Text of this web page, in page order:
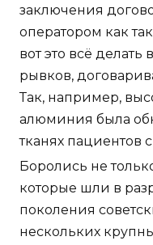
заключения
оператором как
вот это всё делать
рывков,
Так, например,
алюминия была
тканях пациентов
Боролись не
которые шли в
поколения
нескольких